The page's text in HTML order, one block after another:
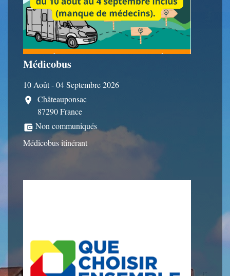
Médicobus
10 Août - 04 Septembre 2026
location_on Châteauponsac
87290 France
account_balance_wallet Non communiqués
Médicobus itinérant